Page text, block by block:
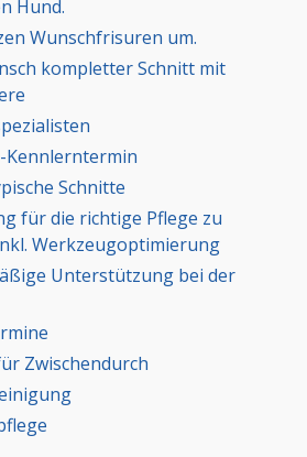
Hund.
Wunschfrisuren um.
kompletter Schnitt mit
Kennlerntermin
Schnitte
für die richtige Pflege zu
Werkzeugoptimierung
Unterstützung bei der
Zwischendurch